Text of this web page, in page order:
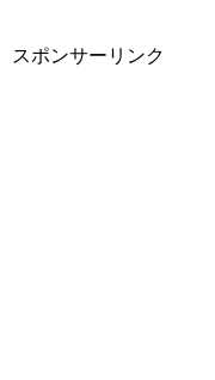
スポンサーリンク